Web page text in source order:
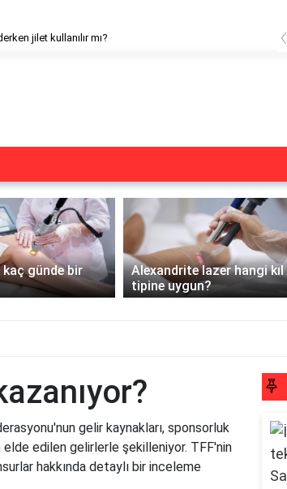
jilet kullanılır mı? ‹
günde bir
Alexandrite lazer hangi kıl
tipine uygun?
gelir kaynakları, sponsorluk
elde edilen gelirlerle şekilleniyor. TFF'nin
hakkında detaylı bir inceleme